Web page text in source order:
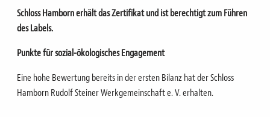
Schloss Hamborn erhält das Zertifikat und ist berechtigt zum Führen
des Labels.
Punkte für sozial-ökologisches Engagement
Eine hohe Bewertung bereits in der ersten Bilanz hat der Schloss
Hamborn Rudolf Steiner Werkgemeinschaft e. V. erhalten.